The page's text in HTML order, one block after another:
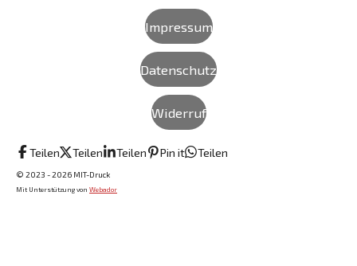
Impressum
Datenschutz
Widerruf
Teilen Teilen Teilen Pin it Teilen
© 2023 - 2026 MIT-Druck
Mit Unterstützung von Webador